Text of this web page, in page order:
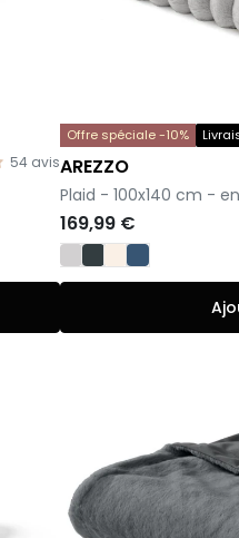
54 avis
Offre spéciale -10%
AREZZO
-
Plaid - 100x140 cm -
169,99 €